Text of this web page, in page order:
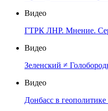
Видео
ГТРК ЛНР. Мнение.
Видео
Зеленский ≠
Видео
Донбасс в